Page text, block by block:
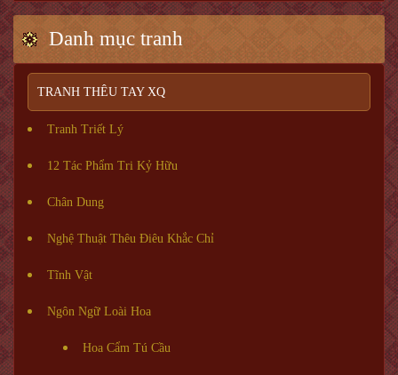
Danh mục tranh
TRANH THÊU TAY XQ
Tranh Triết Lý
12 Tác Phẩm Tri Kỷ Hữu
Chân Dung
Nghệ Thuật Thêu Điêu Khắc Chỉ
Tĩnh Vật
Ngôn Ngữ Loài Hoa
Hoa Cẩm Tú Cầu